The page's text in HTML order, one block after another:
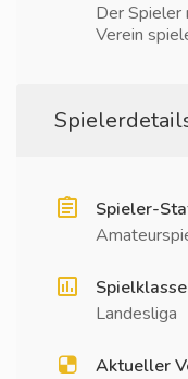
Der Spieler
Verein
Spieler-
Spielklasse
Landesliga
Aktueller